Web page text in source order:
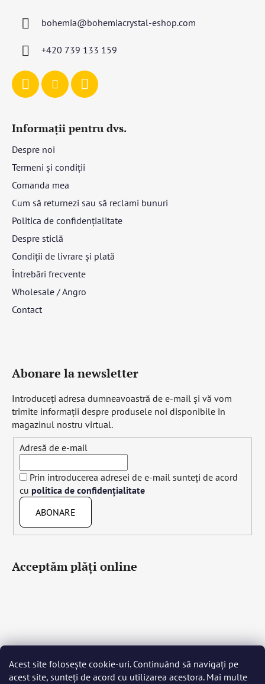
Acest site folosește cookie-uri. Continuând să navigați pe
acest site, sunteți de acord cu utilizarea acestora. Mai multe
bohemia@bohemiacrystal-eshop.com
+420 739 133 159
Informații pentru dvs.
Despre noi
Termeni și condiții
Comanda mea
Cum să returnezi sau să reclami bunuri
Politica de confidențialitate
Despre sticlă
Condiții de livrare și plată
Întrebări frecvente
Wholesale / Angro
Contact
Abonare la newsletter
Introduceţi adresa dumneavoastră de e-mail şi vă vom
trimite informaţii despre produsele noi disponibile în
magazinul nostru virtual.
Adresă de e-mail
Prin introducerea adresei de e-mail sunteți de acord
cu politica de confidențialitate
ABONARE
Acceptăm plăţi online
Čeština Slovenčina English Deutsch Magyar
Język polski
Română Italiano Español Français